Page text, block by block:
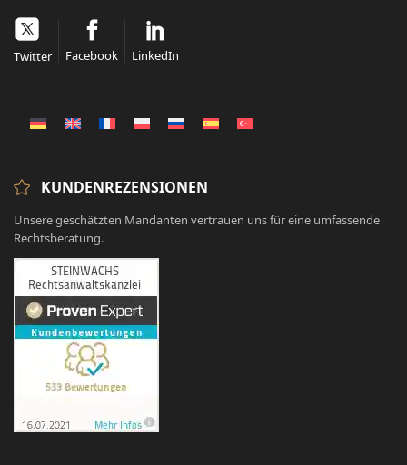
Twitter Facebook LinkedIn
KUNDENREZENSIONEN
Unsere geschätzten Mandanten vertrauen uns für eine umfassende
Rechtsberatung.